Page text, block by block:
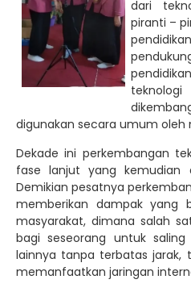
dari
piranti –
digunakan secara umum oleh
Dekade ini perkembangan
fase lanjut yang kemudian
Demikian pesatnya
memberikan dampak yang
masyarakat, dimana salah
bagi seseorang untuk
lainnya tanpa terbatas jarak,
memanfaatkan jaringan